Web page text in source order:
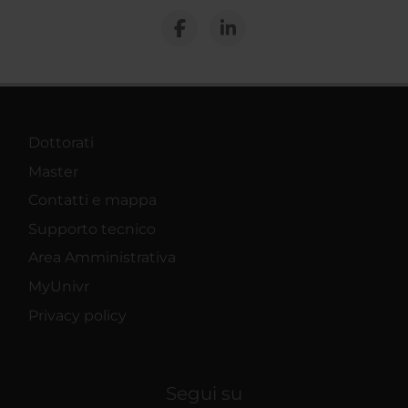
Dottorati
Master
Contatti e mappa
Supporto tecnico
Area Amministrativa
MyUnivr
Privacy policy
Segui su